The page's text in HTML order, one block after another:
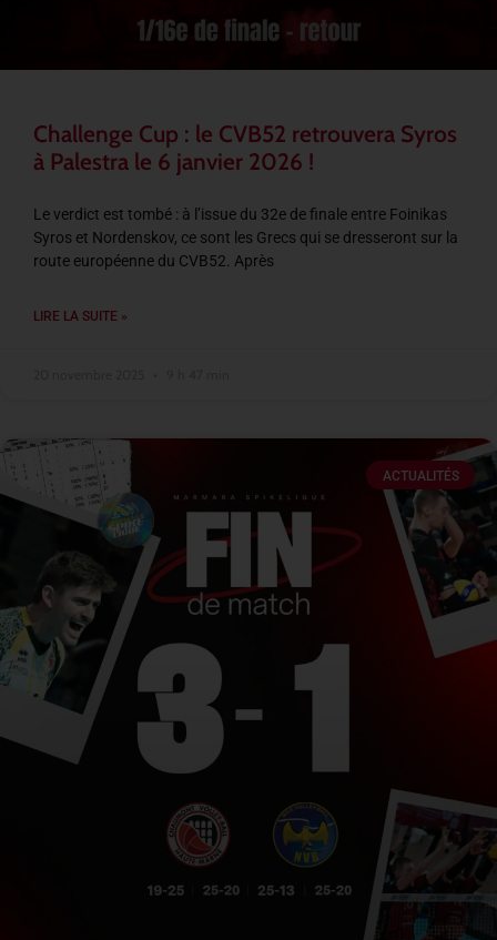
Challenge Cup : le CVB52 retrouvera Syros
à Palestra le 6 janvier 2026 !
Le verdict est tombé : à l’issue du 32e de finale entre Foinikas
Syros et Nordenskov, ce sont les Grecs qui se dresseront sur la
route européenne du CVB52. Après
LIRE LA SUITE »
ACTUALITÉS